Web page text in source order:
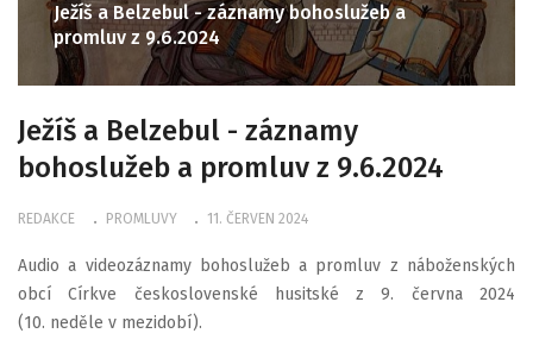
Ježíš a Belzebul - záznamy bohoslužeb a
promluv z 9.6.2024
Ježíš a Belzebul - záznamy
bohoslužeb a promluv z 9.6.2024
REDAKCE PROMLUVY 11. ČERVEN 2024
Audio a videozáznamy bohoslužeb a promluv z náboženských
obcí Církve československé husitské z 9. června 2024
(10. neděle v mezidobí).